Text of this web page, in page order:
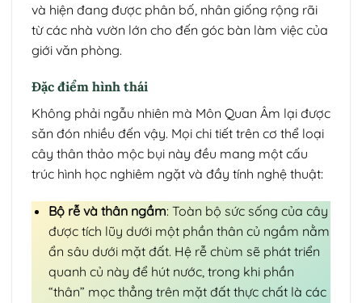
và hiện đang được phân bố, nhân giống rộng rãi
từ các nhà vườn lớn cho đến góc bàn làm việc của
giới văn phòng.
Đặc điểm hình thái
Không phải ngẫu nhiên mà Môn Quan Âm lại được
săn đón nhiều đến vậy. Mọi chi tiết trên cơ thể loại
cây thân thảo mộc bụi này đều mang một cấu
trúc hình học nghiêm ngặt và đầy tính nghệ thuật:
Bộ rễ và thân ngầm: Toàn bộ sức sống của cây
được tích lũy dưới một phần thân củ ngầm nằm
ẩn sâu dưới mặt đất. Hệ rễ chùm sẽ phát triển
quanh củ này để hút nước, trong khi phần
“thân” mọc thẳng trên mặt đất thực chất là các